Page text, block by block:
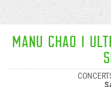
MANU CHAO I